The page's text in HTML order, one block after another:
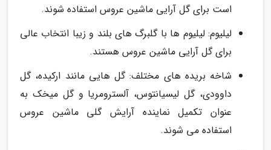
است برای گل آرایی ماشین عروس استفاده شوند.
لیلیوم: لیلیوم ها با گلبرگ های بلند و زیبا انتخاب عالی
برای گل آرایی ماشین عروس هستند.
شاخه بریده های مختلف: گل هایی مانند ارکیده، گل
داوودی، گل لیسیانتوس، آلسترومریا و گل میخک به
عنوان تکمیل نماینده آرایش گلی ماشین عروس
استفاده می شوند.